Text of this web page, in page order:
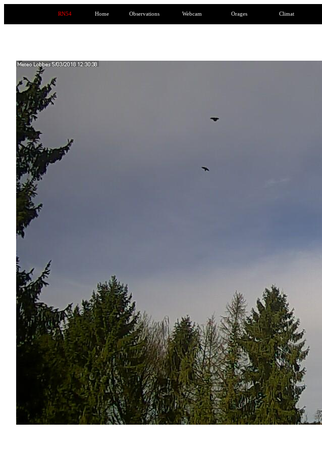
RN54 Home Observations Webcam Orages Climat